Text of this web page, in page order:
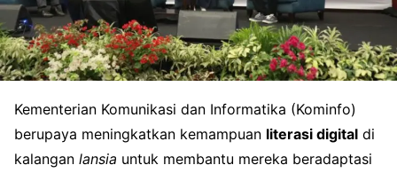
Kementerian Komunikasi dan Informatika (Kominfo)
berupaya meningkatkan kemampuan literasi digital di
kalangan lansia untuk membantu mereka beradaptasi